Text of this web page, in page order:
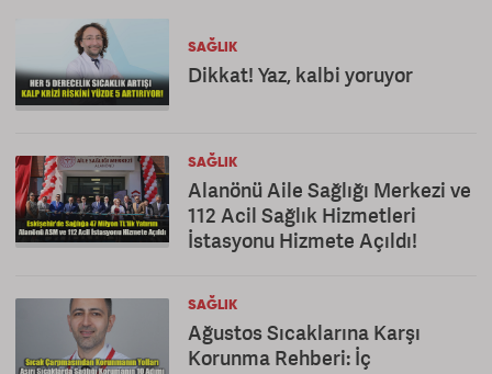
SAĞLIK
Dikkat! Yaz, kalbi yoruyor
SAĞLIK
Alanönü Aile Sağlığı Merkezi ve
112 Acil Sağlık Hizmetleri
İstasyonu Hizmete Açıldı!
SAĞLIK
Ağustos Sıcaklarına Karşı
Korunma Rehberi: İç